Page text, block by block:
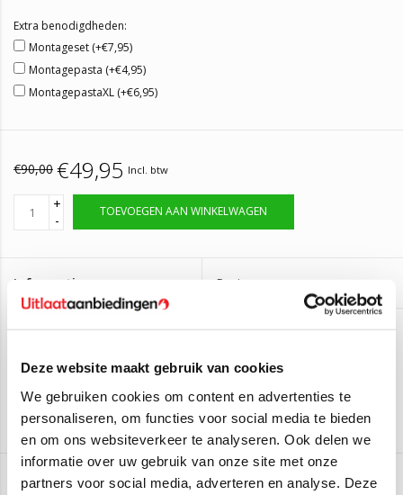
Deze website maakt gebruik van cookies
We gebruiken cookies om content en advertenties te
personaliseren, om functies voor social media te bieden
en om ons websiteverkeer te analyseren. Ook delen we
informatie over uw gebruik van onze site met onze
partners voor social media, adverteren en analyse. Deze
Extra benodigdheden:
Montageset (+€7,95)
Montagepasta (+€4,95)
MontagepastaXL (+€6,95)
€90,00 €49,95 Incl. btw
+
-
TOEVOEGEN AAN WINKELWAGEN
Informatie Reviews
Artikelnummer: CIT104
Levertijd:
verzonden
Einddemper Citroën Xsara
Kwaliteit = gelijk aan origineel! 3 jaar garantie.